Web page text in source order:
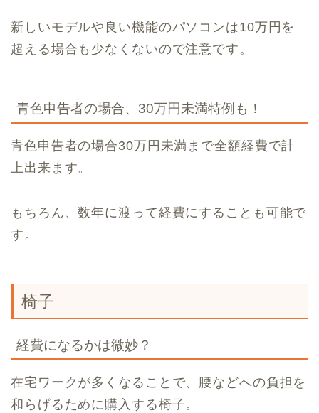
新しいモデルや良い機能のパソコンは10万円を
超える場合も少なくないので注意です。
青色申告者の場合、30万円未満特例も！
青色申告者の場合30万円未満まで全額経費で計
上出来ます。
もちろん、数年に渡って経費にすることも可能で
す。
椅子
経費になるかは微妙？
在宅ワークが多くなることで、腰などへの負担を
和らげるために購入する椅子。